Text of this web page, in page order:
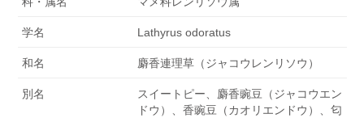
学名 Lathyrus odoratus
和名 麝香連理草（ジャコウレンリソウ）
別名
スイートピー、麝香豌豆（ジャコウエン
ドウ）、香豌豆（カオリエンドウ）、匂